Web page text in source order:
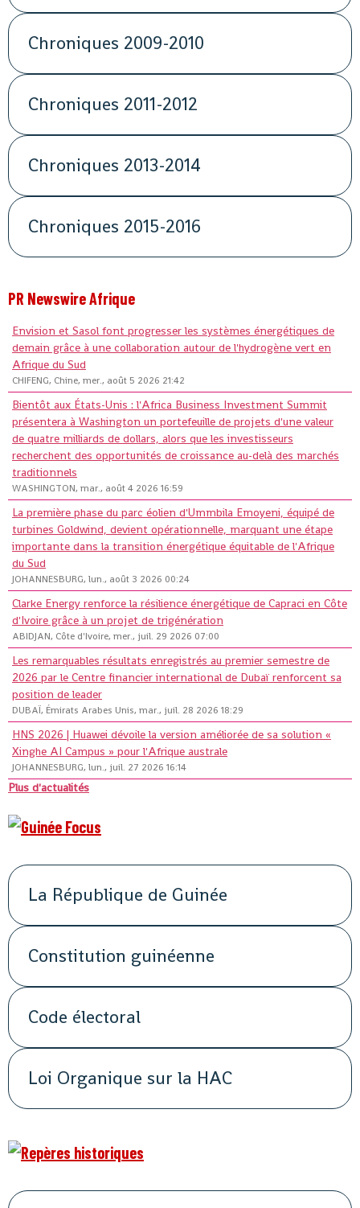
Chroniques 2009-2010
Chroniques 2011-2012
Chroniques 2013-2014
Chroniques 2015-2016
PR Newswire Afrique
Envision et Sasol font progresser les systèmes énergétiques de
demain grâce à une collaboration autour de l'hydrogène vert en
Afrique du Sud
CHIFENG, Chine, mer., août 5 2026 21:42
Bientôt aux États-Unis : l'Africa Business Investment Summit
présentera à Washington un portefeuille de projets d'une valeur
de quatre milliards de dollars, alors que les investisseurs
recherchent des opportunités de croissance au-delà des marchés
traditionnels
WASHINGTON, mar., août 4 2026 16:59
La première phase du parc éolien d'Ummbila Emoyeni, équipé de
turbines Goldwind, devient opérationnelle, marquant une étape
importante dans la transition énergétique équitable de l'Afrique
du Sud
JOHANNESBURG, lun., août 3 2026 00:24
Clarke Energy renforce la résilience énergétique de Capraci en Côte
d'Ivoire grâce à un projet de trigénération
ABIDJAN, Côte d'Ivoire, mer., juil. 29 2026 07:00
Les remarquables résultats enregistrés au premier semestre de
2026 par le Centre financier international de Dubaï renforcent sa
position de leader
DUBAÏ, Émirats Arabes Unis, mar., juil. 28 2026 18:29
HNS 2026 | Huawei dévoile la version améliorée de sa solution «
Xinghe AI Campus » pour l'Afrique australe
JOHANNESBURG, lun., juil. 27 2026 16:14
Plus d'actualités
La République de Guinée
Constitution guinéenne
Code électoral
Loi Organique sur la HAC